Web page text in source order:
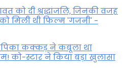
को दी श्रद्धांजलि, जिनकी वजह
मिली थी फिल्म 'गजनी' -
कक्कड़ ने कबूला था
को-स्टार ने किया बड़ा खुलासा